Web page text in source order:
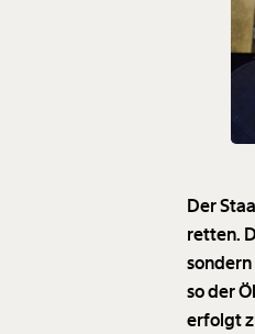
Der
retten.
so der
erfolgt